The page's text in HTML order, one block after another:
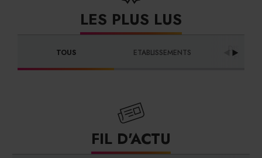
LES PLUS LUS
TOUS ETABLISSEMENTS
FIL D'ACTU